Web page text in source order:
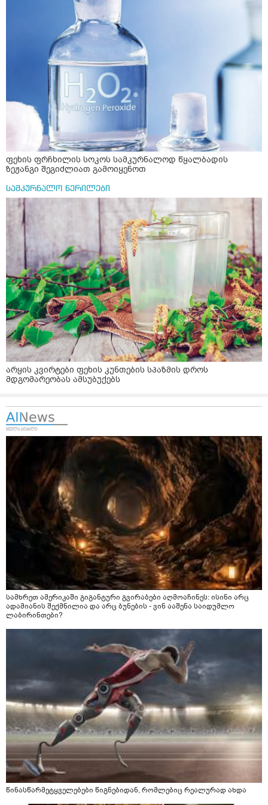
ფეხის ფრჩხილის სოკოს სამკურნალოდ წყალბადის
ზეჟანგი შეგიძლიათ გამოიყენოთ
სამკურნალო წერილები
არყის კვირტები ფეხის კუნთების სპაზმის დროს
მდგომარეობას ამსუბუქებს
სამხრეთ ამერიკაში გიგანტური გვირაბები აღმოაჩინეს: ისინი არც
ადამიანის შექმნილია და არც ბუნების - ვინ ააშენა საიდუმლო
ლაბირინთები?
წინასწარმეტყველებები წიგნებიდან, რომლებიც რეალურად ახდა